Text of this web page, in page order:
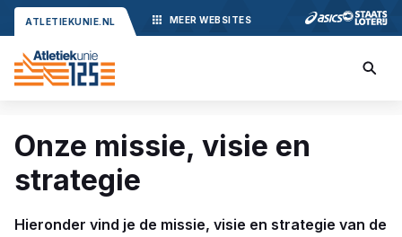
ATLETIEKUNIE.NL MEER WEBSITES
Onze missie, visie en
strategie
Hieronder vind je de missie, visie en strategie van de